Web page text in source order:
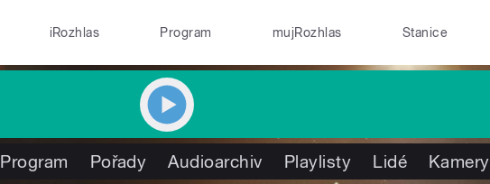
iRozhlas Program mujRozhlas Stanice
Program Pořady Audioarchiv Playlisty Lidé Kamery